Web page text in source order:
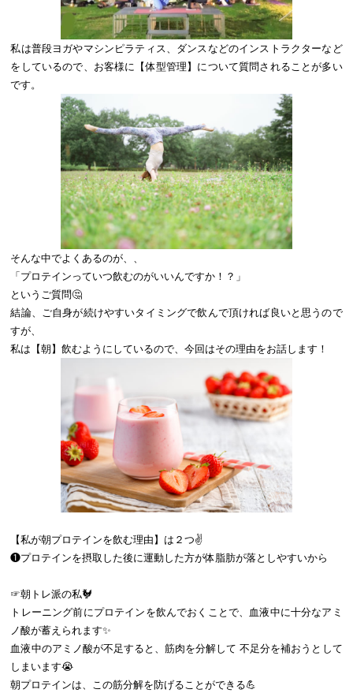
私は普段ヨガやマシンピラティス、ダンスなどのインストラクターなど
をしているので、お客様に【体型管理】について質問されることが多い
です。
そんな中でよくあるのが、、
「プロテインっていつ飲むのがいいんですか！？」
というご質問🤔
結論、ご自身が続けやすいタイミングで飲んで頂ければ良いと思うので
すが、
私は【朝】飲むようにしているので、今回はその理由をお話します！
【私が朝プロテインを飲む理由】は２つ✌️
❶プロテインを摂取した後に運動した方が体脂肪が落としやすいから
☞朝トレ派の私🐓
トレーニング前にプロテインを飲んでおくことで、血液中に十分なアミ
ノ酸が蓄えられます✨
血液中のアミノ酸が不足すると、筋肉を分解して 不足分を補おうとして
しまいます😭
朝プロテインは、この筋分解を防げることができる💪